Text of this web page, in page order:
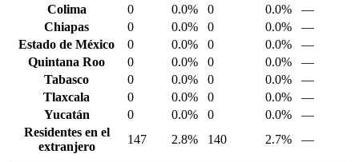
Colima 0 0.0% 0 0.0%
—
Chiapas
0 0.0% 0 0.0%
—
Estado de México
0 0.0% 0 0.0%
—
Quintana Roo
0 0.0% 0 0.0%
—
Tabasco
0 0.0% 0 0.0%
—
Tlaxcala
0 0.0% 0 0.0%
—
Yucatán
0 0.0% 0 0.0%
—
Residentes en el
extranjero
147 2.8% 140 2.7% —